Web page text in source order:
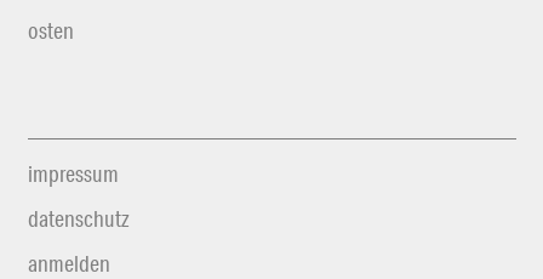
osten
impressum
datenschutz
anmelden